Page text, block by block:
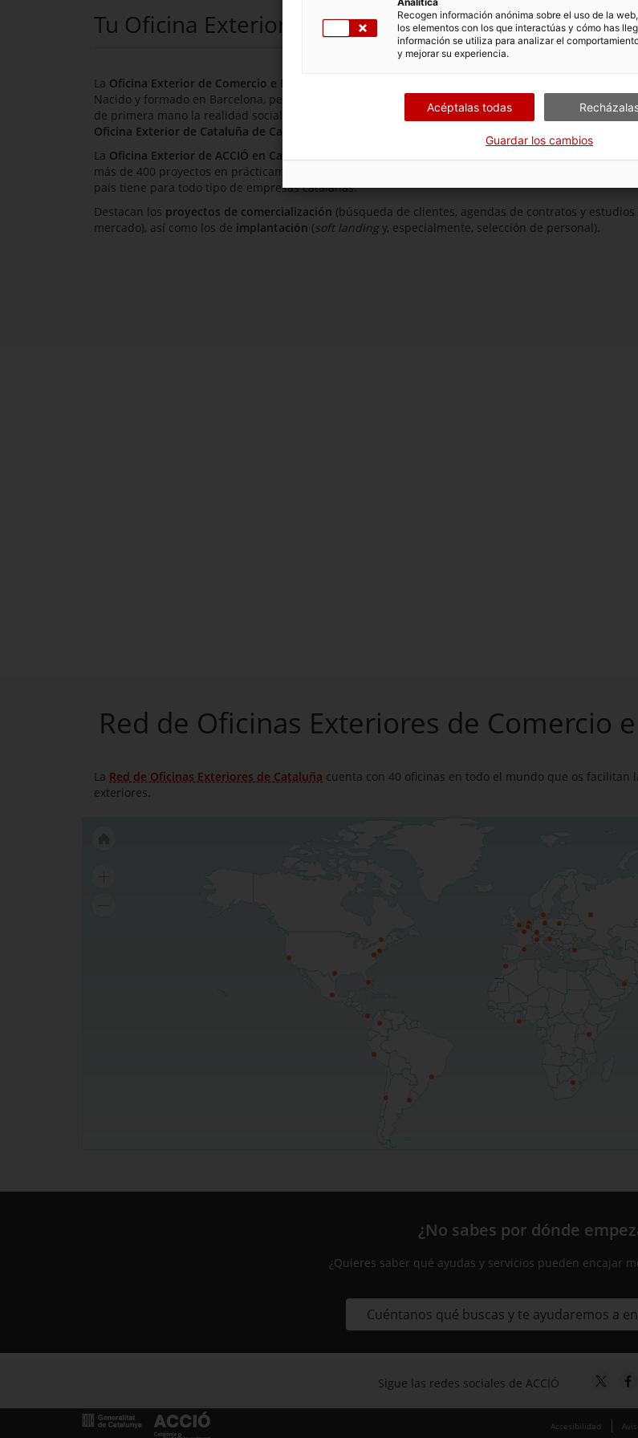
Tu Oficina Exterior de Cataluña en Casablanca
La Oficina Exterior de Comercio e Inversiones de Cataluña en Casablanca
Nacido y formado en Barcelona, pero con una larga y variada trayectoria profesional en Marruecos,
de primera mano la realidad social, económica y empresarial del país. Dos consultoras más
Oficina Exterior de Cataluña de Casablanca
La Oficina Exterior de ACCIÓ en Casablanca
más de 400 proyectos en prácticamente todos los sectores, demostrando el dinamismo y el atractivo
país tiene para todo tipo de empresas catalanas.
Destacan los proyectos de comercialización (búsqueda de clientes, agendas de contratos y estudios
mercado), así como los de implantación (soft landing y, especialmente, selección de personal).
Red de Oficinas Exteriores de Comercio
La Red de Oficinas Exteriores de Cataluña cuenta con 40 oficinas en todo el mundo que os
exteriores.
¿No sabes por dónde
¿Quieres saber qué ayudas y servicios pueden encajar
Cuéntanos qué buscas y te ayudaremos a
Sigue las redes sociales de ACCIÓ
Accesibilidad
Recogen información anónima sobre el uso de la
los elementos con los que interactúas y cómo has
información se utiliza para analizar el
y mejorar su experiencia.
Acéptalas todas
Guardar los cambios